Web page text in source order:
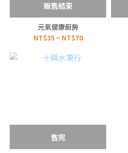
販售結束
元氣健康廚房
NT$35 ~ NT$70
售完